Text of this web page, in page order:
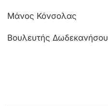
Μάνος Κόνσολας
Βουλευτής Δωδεκανήσου